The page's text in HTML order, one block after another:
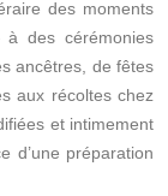
des moments
à des cérémonies
ancêtres, de fêtes
aux récoltes chez
et intimement
d’une préparation